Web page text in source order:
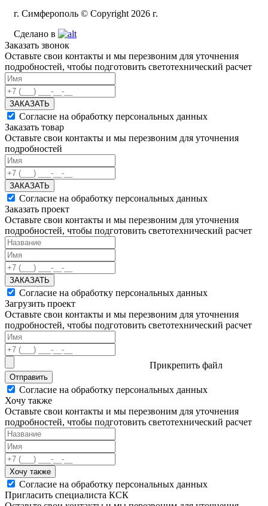
г. Симферополь © Copyright 2026 г.
Сделано в
Заказать звонок
Оставьте свои контакты и мы перезвоним для уточнения
подробностей, чтобы подготовить светотехнический расчет
ЗАКАЗАТЬ
Согласие на обработку персональных данных
Заказать товар
Оставьте свои контакты и мы перезвоним для уточнения
подробностей
ЗАКАЗАТЬ
Согласие на обработку персональных данных
Заказать проект
Оставьте свои контакты и мы перезвоним для уточнения
подробностей, чтобы подготовить светотехнический расчет
ЗАКАЗАТЬ
Согласие на обработку персональных данных
Загрузить проект
Оставьте свои контакты и мы перезвоним для уточнения
подробностей, чтобы подготовить светотехнический расчет
Прикрепить файл
Отправить
Согласие на обработку персональных данных
Хочу также
Оставьте свои контакты и мы перезвоним для уточнения
подробностей, чтобы подготовить светотехнический расчет
Хочу также
Согласие на обработку персональных данных
Пригласить специалиста КСК